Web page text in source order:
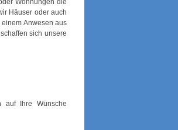
Wohnungen die
Häuser oder auch
Anwesen aus
sich unsere
auf Ihre Wünsche